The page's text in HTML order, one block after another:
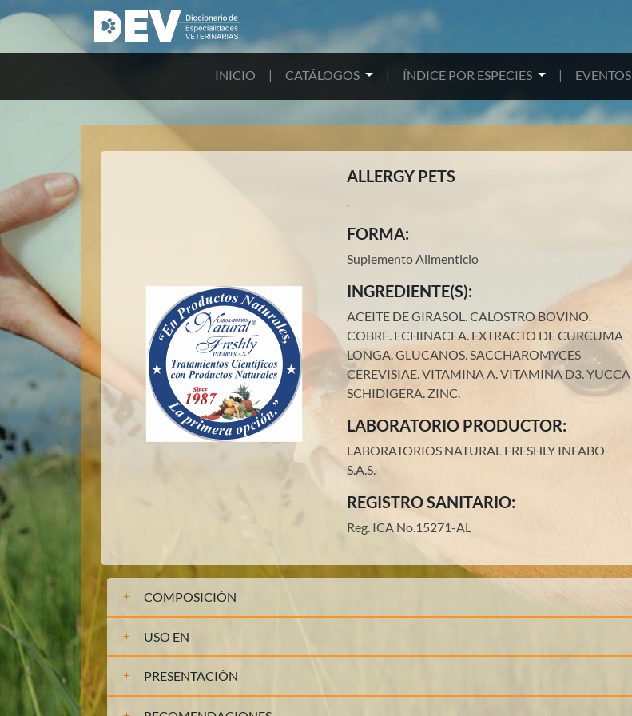
INICIO | CATÁLOGOS | ÍNDICE POR ESPECIES | EVENTOS
ALLERGY PETS
.
FORMA:
Suplemento Alimenticio
INGREDIENTE(S):
ACEITE DE GIRASOL.CALOSTRO BOVINO.
COBRE. ECHINACEA.EXTRACTO DE CURCUMA
LONGA.GLUCANOS.SACCHAROMYCES
CEREVISIAE.VITAMINA A.VITAMINA D3.YUCCA
SCHIDIGERA. ZINC.
LABORATORIO PRODUCTOR:
LABORATORIOS NATURAL FRESHLY INFABO
S.A.S.
REGISTRO SANITARIO:
Reg. ICA No.15271-AL
COMPOSICIÓN
USO EN
PRESENTACIÓN